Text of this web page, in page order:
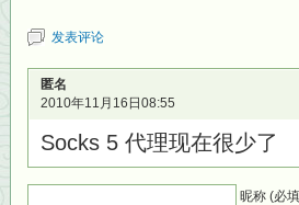
发表评论
匿名
2010年11月16日08:55
Socks 5 代理现在很少了
昵称 (必